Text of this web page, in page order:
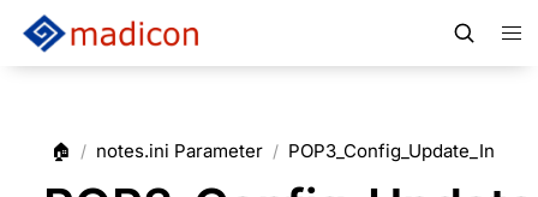
🏠 / notes.ini Parameter /